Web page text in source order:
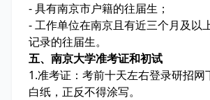
- 具有南京市户籍的往届生；
- 工作单位在南京且有近三个月及以
记录的往届生。
五、南京大学准考证和初试
1.准考证：考前十天左右登录研招网
白纸，正反不得涂写。